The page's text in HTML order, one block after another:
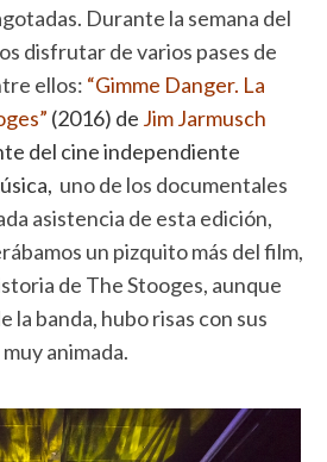
Durante la semana del
disfrutar de varios pases de
ellos: “Gimme Danger. La
” (2016) de Jim Jarmusch
del cine independiente
uno de los documentales
asistencia de esta edición,
un pizquito más del film,
de The Stooges, aunque
la banda, hubo risas con sus
animada.